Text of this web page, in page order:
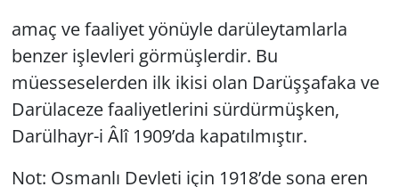
amaç ve faaliyet yönüyle darüleytamlarla
benzer işlevleri görmüşlerdir. Bu
müesseselerden ilk ikisi olan Darüşşafaka ve
Darülaceze faaliyetlerini sürdürmüşken,
Darülhayr-i Âlî 1909’da kapatılmıştır.
Not: Osmanlı Devleti için 1918’de sona eren